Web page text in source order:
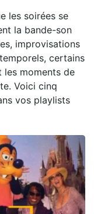
les soirées se
la bande-son
improvisations
certains
les moments de
Voici cinq
vos playlists